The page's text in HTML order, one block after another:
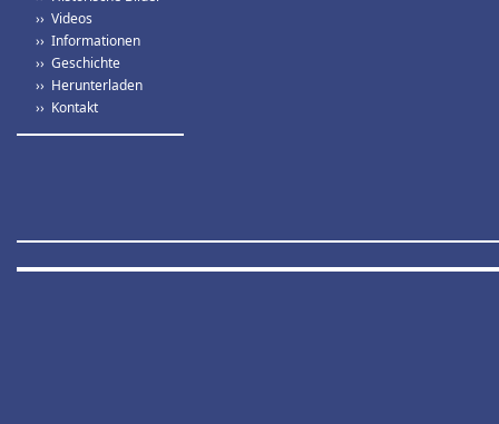
›› Videos
›› Informationen
›› Geschichte
›› Herunterladen
›› Kontakt